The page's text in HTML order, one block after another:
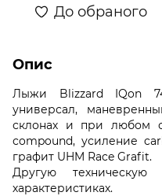
До обраного
Опис
Лыжи Blizzard IQon
универсал,
склонах и при любом
сompound, усиление
графит UHM Race Grafit.
Другую
характеристиках.